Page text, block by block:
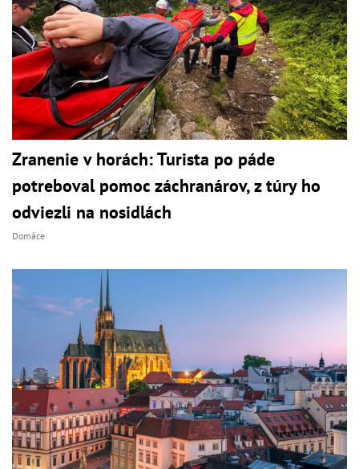
Zranenie v horách: Turista po páde
potreboval pomoc záchranárov, z túry ho
odviezli na nosidlách
Domáce